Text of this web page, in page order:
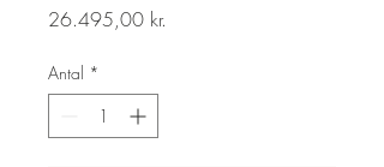
26.495,00 kr.
Antal *